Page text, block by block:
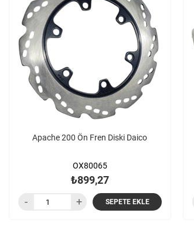
Apache 200 Ön Fren Diski Daico
OX80065
₺899,27
SEPETE EKLE